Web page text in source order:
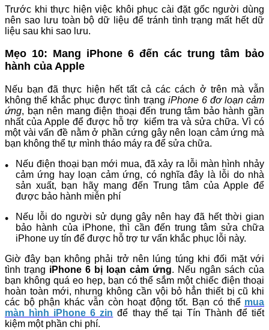
Trước khi thực hiện việc khôi phục cài đặt gốc người dùng
nên sao lưu toàn bộ dữ liệu để tránh tình trạng mất hết dữ
liệu sau khi sao lưu.
Mẹo 10: Mang iPhone 6 đến các trung tâm bảo
hành của Apple
Nếu bạn đã thực hiện hết tất cả các cách ở trên mà vẫn
không thể khắc phục được tình trạng iPhone 6 đơ loạn cảm
ứng, bạn nên mang điện thoại đến trung tâm bảo hành gần
nhất của Apple để được hỗ trợ kiểm tra và sửa chữa. Vì có
một vài vấn đề nằm ở phần cứng gây nên loạn cảm ứng mà
bạn không thể tự mình tháo máy ra để sửa chữa.
Nếu điện thoại bạn mới mua, đã xảy ra lỗi màn hình nhảy
cảm ứng hay loạn cảm ứng, có nghĩa đây là lỗi do nhà
sản xuất, bạn hãy mang đến Trung tâm của Apple để
được bảo hành miễn phí
Nếu lỗi do người sử dụng gây nên hay đã hết thời gian
bảo hành của iPhone, thì cần đến trung tâm sửa chữa
iPhone uy tín để được hỗ trợ tư vấn khắc phục lỗi này.
Giờ đây bạn không phải trở nên lúng túng khi đối mặt với
tình trạng iPhone 6 bị loạn cảm ứng. Nếu ngân sách của
bạn không quá eo hẹp, bạn có thể sắm một chiếc điện thoại
hoàn toàn mới, nhưng không cần vội bỏ hẳn thiết bị cũ khi
các bộ phận khác vẫn còn hoạt động tốt. Bạn có thể mua
màn hình iPhone 6 zin để thay thế tại Tín Thành để tiết
kiệm một phần chi phí.